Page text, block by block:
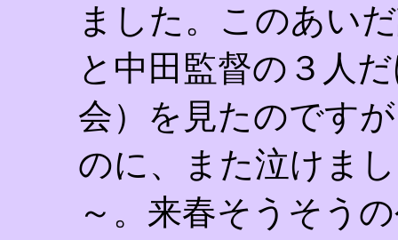
ました。このあい
と中田監督の３人
会）を見たのです
のに、また泣けま
～。来春そうそう